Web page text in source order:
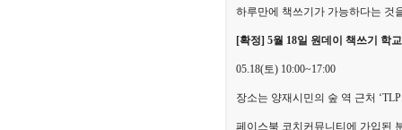
하루만에 책쓰기가 가능하다는 것
[확정] 5월 18일 원데이 책쓰기 학
05.18(토) 10:00~17:00
장소는 양재시민의 숲 역 근처
페이스북 코치커뮤니티에 가입된